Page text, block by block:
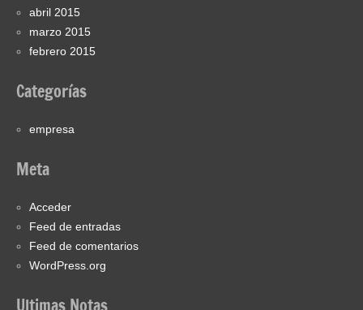
abril 2015
marzo 2015
febrero 2015
Categorías
empresa
Meta
Acceder
Feed de entradas
Feed de comentarios
WordPress.org